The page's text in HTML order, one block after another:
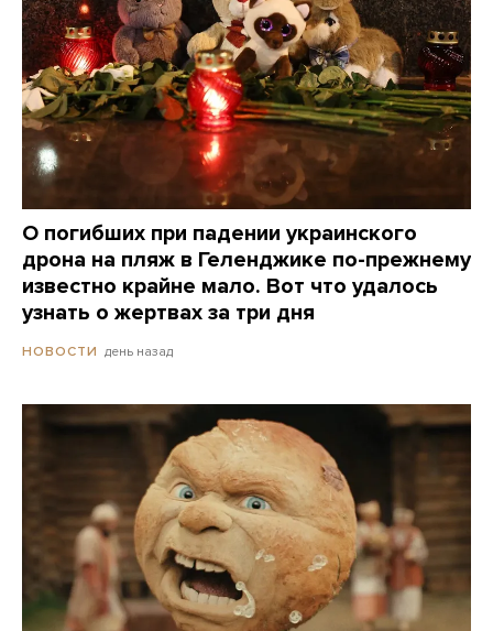
О погибших при падении украинского
дрона на пляж в Геленджике по-прежнему
известно крайне мало. Вот что удалось
узнать о жертвах за три дня
НОВОСТИ день назад